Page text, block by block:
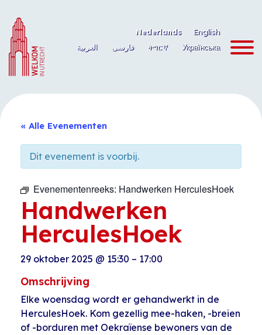
naar
de
inhoud
Nederlands
English
العربية
فارسی ትግርኛ Українська
« Alle Evenementen
Dit evenement is voorbij.
Evenementenreeks: Handwerken HerculesHoek
Handwerken
HerculesHoek
29 oktober 2025 @ 15:30 – 17:00
Omschrijving
Elke woensdag wordt er gehandwerkt in de
HerculesHoek. Kom gezellig mee-haken, -breien
of -borduren met Oekraïense bewoners van de